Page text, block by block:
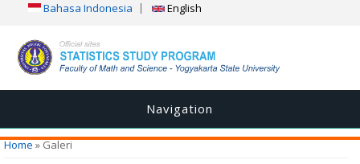
Bahasa Indonesia English
Navigation
You are here
Home» Galeri